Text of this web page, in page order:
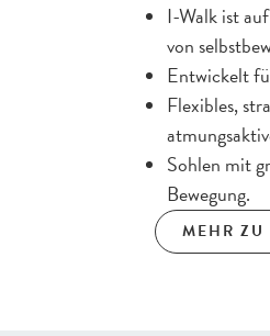
I-Walk ist
von
Entwickelt
Flexibles,
Sohlen mit
Bewegung.
MEHR ZU